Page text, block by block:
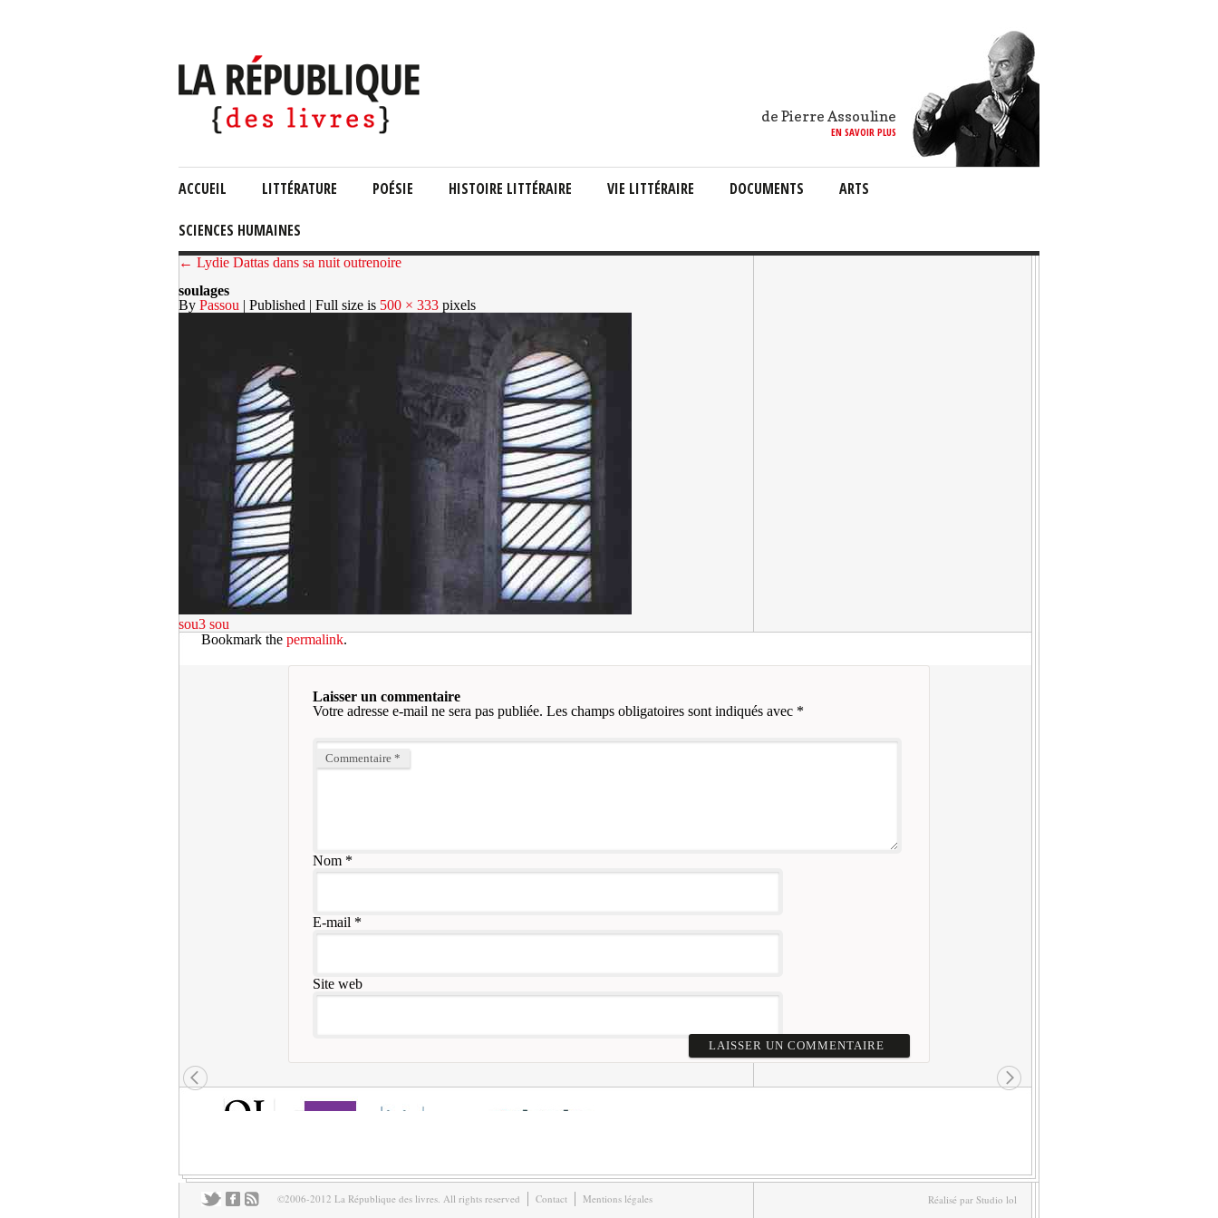
de Pierre Assouline
EN SAVOIR PLUS
ACCUEIL LITTÉRATURE POÉSIE HISTOIRE LITTÉRAIRE VIE LITTÉRAIRE DOCUMENTS ARTS
SCIENCES HUMAINES
← Lydie Dattas dans sa nuit outrenoire
soulages
By Passou | Published | Full size is 500 × 333 pixels
sou3 sou
Bookmark the permalink.
Laisser un commentaire
Votre adresse e-mail ne sera pas publiée. Les champs obligatoires sont indiqués avec *
Commentaire *
Nom*
E-mail *
Site web
Réalisé par Studio lol
©2006-2012 La République des livres. All rights reserved Contact Mentions légales